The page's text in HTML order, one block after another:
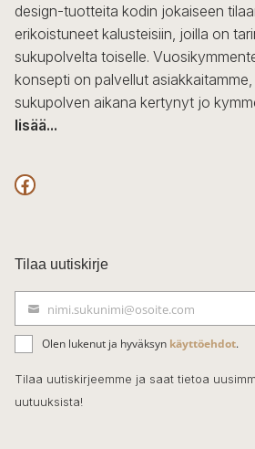
design-tuotteita kodin jokaiseen
erikoistuneet kalusteisiin, joilla on
sukupolvelta toiselle.
konsepti on palvellut
sukupolven aikana kertynyt jo
lisää...
F
c
e
b
o
o
k
Tilaa uutiskirje
ä
h
k
nimi.sukunimi@osoite.com
Olen lukenut ja hyväksyn käyttöehdot.
Tilaa uutiskirjeemme ja saat tietoa
uutuuksista!